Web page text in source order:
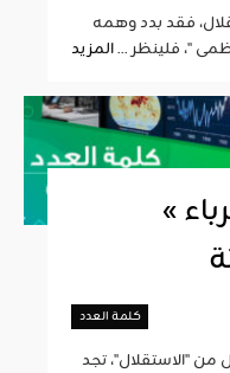
"، فلينظر ...
« حين يفضح الكهرباء
كلمة العدد